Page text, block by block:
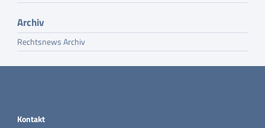
Archiv
Rechtsnews Archiv
Kontakt